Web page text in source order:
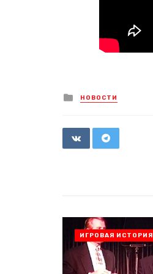
Posted
in
НОВОСТИ
ИГРОВАЯ ИСТОРИЯ